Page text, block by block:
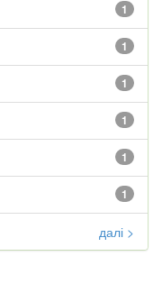
1
1
1
1
1
1
далі >